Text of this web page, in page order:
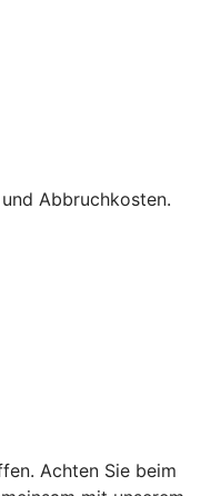
Abbruchkosten.
Achten Sie beim